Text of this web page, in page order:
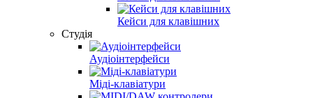
Кейси для клавішних
Студія
Аудіоінтерфейси
Міді-клавіатури